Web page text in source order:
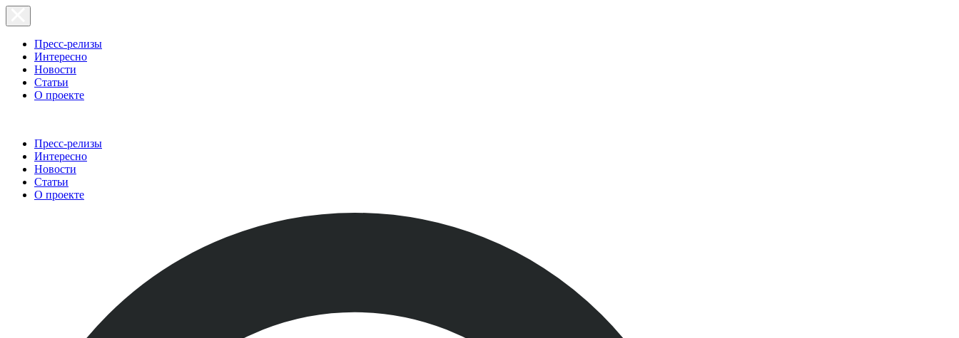
Пресс-релизы
Интересно
Новости
Статьи
О проекте
Пресс-релизы
Интересно
Новости
Статьи
О проекте